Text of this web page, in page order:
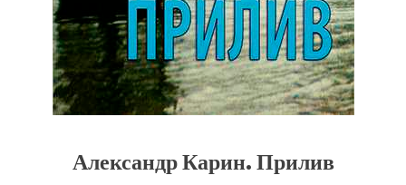
Александр Карин. Прилив